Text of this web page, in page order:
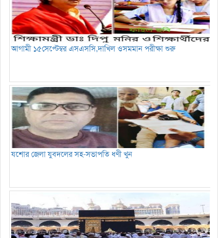
আগামী ১৫সেপ্টেম্বর এসএসসি,দাখিল ওসমমান পরীক্ষা শুরু
যশোর জেলা যুবদলের সহ-সভাপতি ধণী খুন